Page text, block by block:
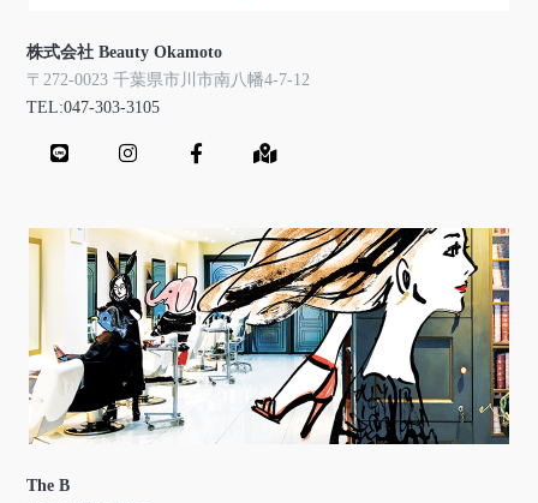
株式会社 Beauty Okamoto
〒272-0023 千葉県市川市南八幡4-7-12
TEL:047-303-3105
The B